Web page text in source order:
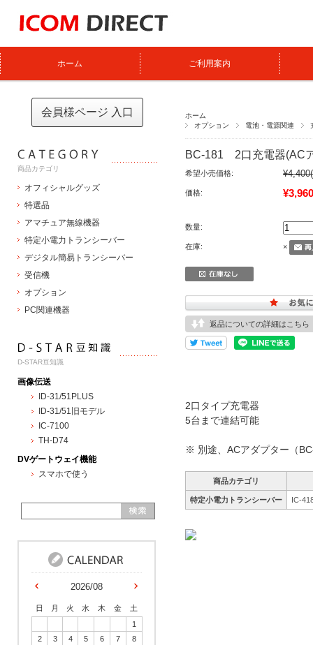
ホーム ご利用案内
ホーム
オプション
電池・電源関連
BC-181 2口充電器(AC
希望小売価格: ¥4,400
価格: ¥3,960
数量:
在庫: ×
返品についての詳細はこちら
2口タイプ充電器
5台まで連結可能
※ 別途、ACアダプター（
商品カテゴリ
特定小電力トランシーバー IC-
会員様ページ 入口
商品カテゴリ
オフィシャルグッズ
特選品
アマチュア無線機器
特定小電力トランシーバー
デジタル簡易トランシーバー
受信機
オプション
PC関連機器
D-STAR豆知識
画像伝送
ID-31/51PLUS
ID-31/51旧モデル
IC-7100
TH-D74
DVゲートウェイ機能
スマホで使う
2026/08
日 月 火 水 木 金
土
1
2
3 4 5 6 7
8